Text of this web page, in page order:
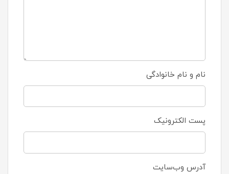
نام و نام خانوادگی
پست الکترونیک
آدرس وب‌سایت